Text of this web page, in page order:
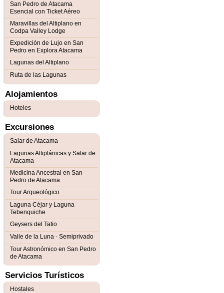
San Pedro de Atacama
Esencial con Ticket Aéreo
Maravillas del Altiplano en
Codpa Valley Lodge
Expedición de Lujo en San
Pedro en Explora Atacama
Lagunas del Altiplano
Ruta de las Lagunas
Alojamientos
Hoteles
Excursiones
Salar de Atacama
Lagunas Altiplánicas y Salar de
Atacama
Medicina Ancestral en San
Pedro de Atacama
Tour Arqueológico
Laguna Céjar y Laguna
Tebenquiche
Geysers del Tatio
Valle de la Luna - Semiprivado
Tour Astronómico en San Pedro
de Atacama
Servicios Turísticos
Hostales